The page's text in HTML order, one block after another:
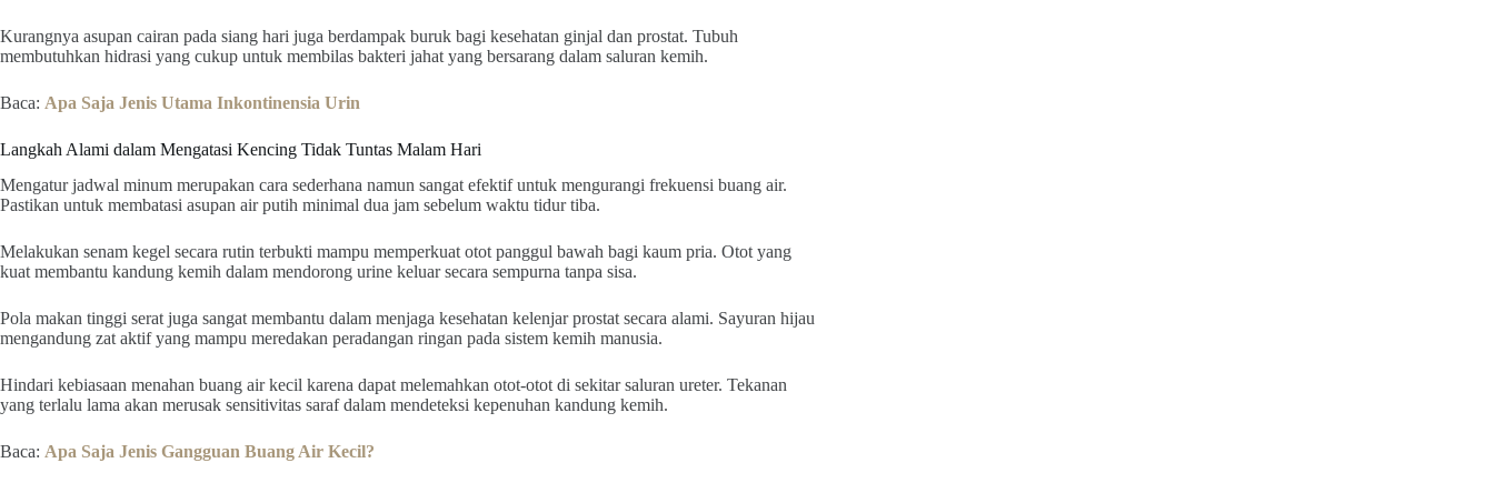
Kurangnya asupan cairan pada siang hari juga berdampak buruk bagi kesehatan ginjal dan prostat. Tubuh
membutuhkan hidrasi yang cukup untuk membilas bakteri jahat yang bersarang dalam saluran kemih.
Baca: Apa Saja Jenis Utama Inkontinensia Urin
Langkah Alami dalam Mengatasi Kencing Tidak Tuntas Malam Hari
Mengatur jadwal minum merupakan cara sederhana namun sangat efektif untuk mengurangi frekuensi buang air.
Pastikan untuk membatasi asupan air putih minimal dua jam sebelum waktu tidur tiba.
Melakukan senam kegel secara rutin terbukti mampu memperkuat otot panggul bawah bagi kaum pria. Otot yang
kuat membantu kandung kemih dalam mendorong urine keluar secara sempurna tanpa sisa.
Pola makan tinggi serat juga sangat membantu dalam menjaga kesehatan kelenjar prostat secara alami. Sayuran hijau
mengandung zat aktif yang mampu meredakan peradangan ringan pada sistem kemih manusia.
Hindari kebiasaan menahan buang air kecil karena dapat melemahkan otot-otot di sekitar saluran ureter. Tekanan
yang terlalu lama akan merusak sensitivitas saraf dalam mendeteksi kepenuhan kandung kemih.
Baca: Apa Saja Jenis Gangguan Buang Air Kecil?